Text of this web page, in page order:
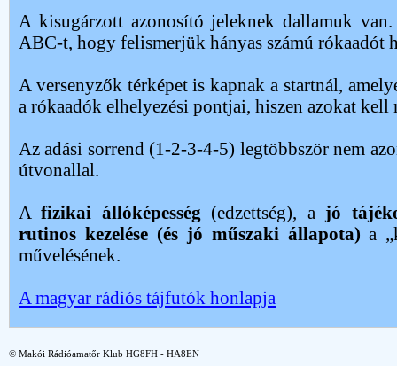
A kisugárzott azonosító jeleknek dallamuk
ABC-t, hogy felismerjük hányas számú rókaadót
A versenyzők térképet is kapnak a startnál,
a rókaadók elhelyezési pontjai, hiszen azokat kell
Az adási sorrend (1-2-3-4-5) legtöbbször nem
útvonallal.
Afizikai állóképesség (edzettség), a jó
rutinos kezelése (és jó műszaki állapota) a
művelésének.
A magyar rádiós tájfutók honlapja
© Makói Rádióamatőr Klub HG8FH - HA8EN